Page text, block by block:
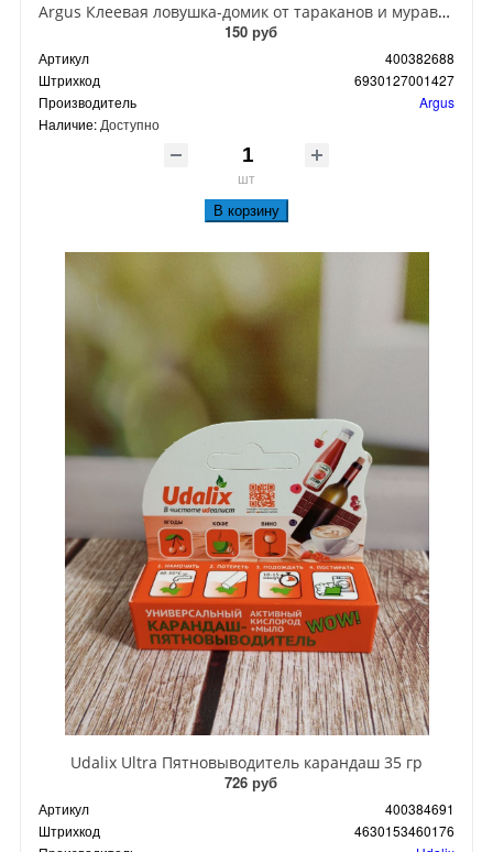
Argus Клеевая ловушка-домик от тараканов и муравьев
150 руб
Артикул
400382688
Штрихкод
6930127001427
Производитель
Argus
Наличие: Доступно
шт
В корзину
Udalix Ultra Пятновыводитель карандаш 35 гр
726 руб
Артикул
400384691
Штрихкод
4630153460176